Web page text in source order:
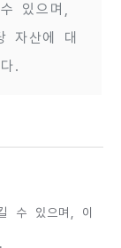
있으며,
자산에 대
.
수 있으며, 이